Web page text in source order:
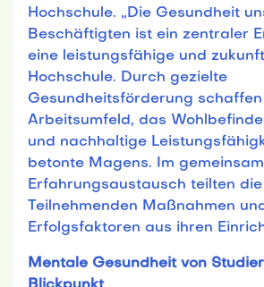
Hochschule. „Die Gesundheit
Beschäftigten ist ein zentraler
eine leistungsfähige und
Hochschule. Durch gezielte
Gesundheitsförderung
Arbeitsumfeld, das
und nachhaltige
betonte Magens. Im
Erfahrungsaustausch teilten die
Teilnehmenden Maßnahmen
Erfolgsfaktoren aus ihren
Mentale Gesundheit von